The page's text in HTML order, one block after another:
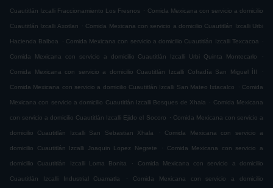
Cuautitlán Izcalli Fraccionamiento Los Fresnos . Comida Mexicana con servicio a domicilio
Cuautitlán Izcalli Axotlan . Comida Mexicana con servicio a domicilio Cuautitlán Izcalli Urbi
Hacienda Balboa . Comida Mexicana con servicio a domicilio Cuautitlán Izcalli Texcacoa .
Comida Mexicana con servicio a domicilio Cuautitlán Izcalli Urbi Quinta Montecarlo .
Comida Mexicana con servicio a domicilio Cuautitlán Izcalli Cofradía San Miguel ÌII .
Comida Mexicana con servicio a domicilio Cuautitlán Izcalli San Mateo Ixtacalco . Comida
Mexicana con servicio a domicilio Cuautitlán Izcalli Bosques de Xhala . Comida Mexicana
con servicio a domicilio Cuautitlán Izcalli Ejido el Socoro . Comida Mexicana con servicio a
domicilio Cuautitlán Izcalli San Sebastian Xhala . Comida Mexicana con servicio a
domicilio Cuautitlán Izcalli Joaquin Lopez Negrete . Comida Mexicana con servicio a
domicilio Cuautitlán Izcalli Loma Bonita . Comida Mexicana con servicio a domicilio
Cuautitlán Izcalli Industrial Cuamatla . Comida Mexicana con servicio a domicilio